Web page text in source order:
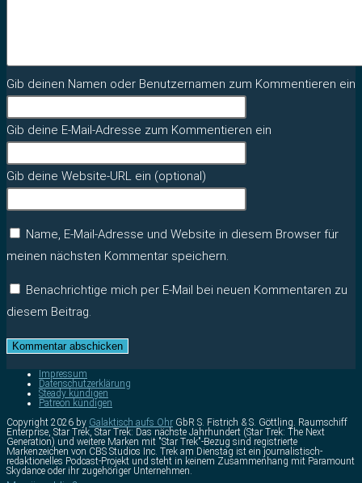
Gib deinen Namen oder Benutzernamen zum Kommentieren ein
Gib deine E-Mail-Adresse zum Kommentieren ein
Gib deine Website-URL ein (optional)
Name, E-Mail-Adresse und Website in diesem Browser für
meinen nächsten Kommentar speichern.
Benachrichtige mich per E-Mail bei neuen Kommentaren zu
diesem Beitrag.
Impressum
Datenschutzerklärung
Steady kündigen
Patreon kündigen
Copyright 2026 by Galaktisch aufs Ohr GbR S. Fistrich & S. Göttling. Raumschiff
Enterprise, Star Trek, Star Trek: Das nächste Jahrhundert (Star Trek: The Next
Generation) und weitere Marken mit "Star Trek"-Bezug sind registrierte
Markenzeichen von CBS Studios Inc. Trek am Dienstag ist ein journalistisch-
redaktionelles Podcast-Projekt und steht in keinem Zusammenhang mit Paramount
Skydance oder ihr zugehöriger Unternehmen.